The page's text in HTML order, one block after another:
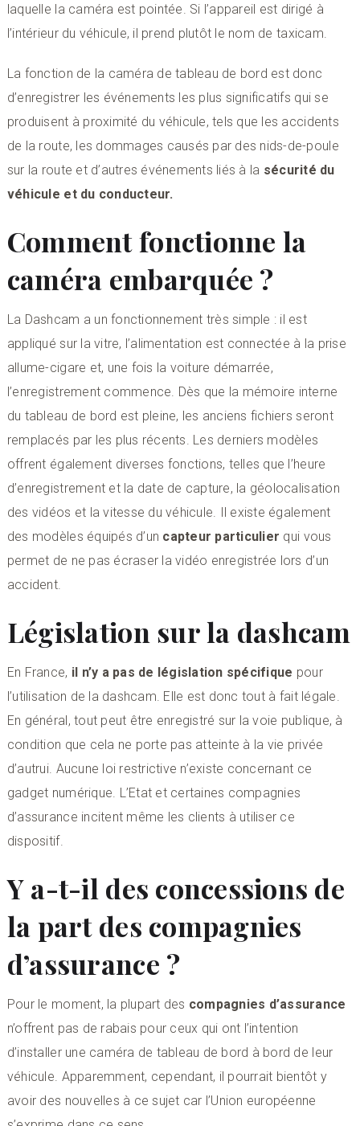
laquelle la caméra est pointée. Si l’appareil est dirigé à
l’intérieur du véhicule, il prend plutôt le nom de taxicam.
La fonction de la caméra de tableau de bord est donc
d’enregistrer les événements les plus significatifs qui se
produisent à proximité du véhicule, tels que les accidents
de la route, les dommages causés par des nids-de-poule
sur la route et d’autres événements liés à la sécurité du
véhicule et du conducteur.
Comment fonctionne la
caméra embarquée ?
La Dashcam a un fonctionnement très simple : il est
appliqué sur la vitre, l’alimentation est connectée à la prise
allume-cigare et, une fois la voiture démarrée,
l’enregistrement commence. Dès que la mémoire interne
du tableau de bord est pleine, les anciens fichiers seront
remplacés par les plus récents. Les derniers modèles
offrent également diverses fonctions, telles que l’heure
d’enregistrement et la date de capture, la géolocalisation
des vidéos et la vitesse du véhicule. Il existe également
des modèles équipés d’un capteur particulier qui vous
permet de ne pas écraser la vidéo enregistrée lors d’un
accident.
Législation sur la dashcam
En France, il n’y a pas de législation spécifique pour
l’utilisation de la dashcam. Elle est donc tout à fait légale.
En général, tout peut être enregistré sur la voie publique, à
condition que cela ne porte pas atteinte à la vie privée
d’autrui. Aucune loi restrictive n’existe concernant ce
gadget numérique. L’Etat et certaines compagnies
d’assurance incitent même les clients à utiliser ce
dispositif.
Y a-t-il des concessions de
la part des compagnies
d’assurance ?
Pour le moment, la plupart des compagnies d’assurance
n’offrent pas de rabais pour ceux qui ont l’intention
d’installer une caméra de tableau de bord à bord de leur
véhicule. Apparemment, cependant, il pourrait bientôt y
avoir des nouvelles à ce sujet car l’Union européenne